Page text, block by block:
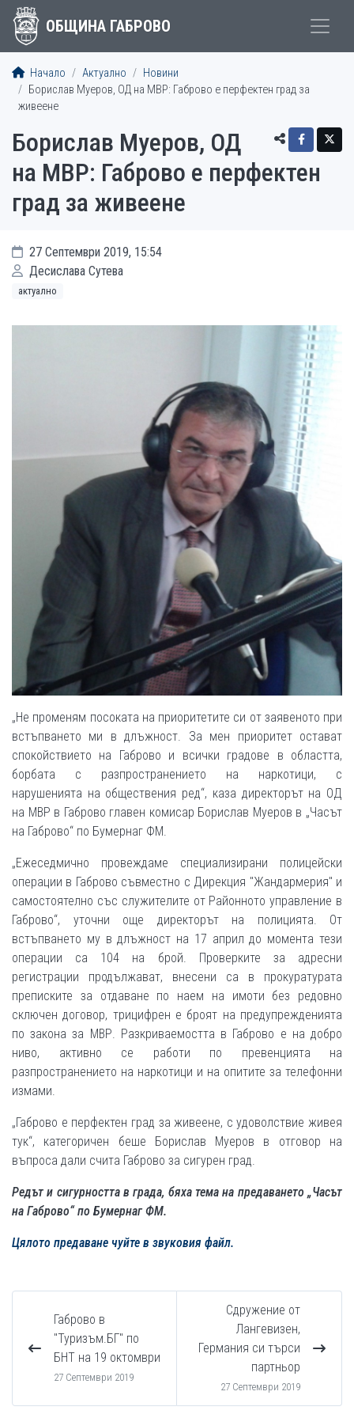
ОБЩИНА ГАБРОВО
Начало Актуално
Новини
Борислав Муеров, ОД на МВР: Габрово е перфектен град за
живеене
Борислав Муеров, ОД
на МВР: Габрово е перфектен
град за живеене
27 Септември 2019, 15:54
Десислава Сутева
актуално
„Не променям посоката на приоритетите си от заявеното при
встъпването ми в длъжност. За мен приоритет остават
спокойствието на Габрово и всички градове в областта,
борбата с разпространението на наркотици, с
нарушенията на обществения ред“, каза директорът на ОД
на МВР в Габрово главен комисар Борислав Муеров в „Часът
на Габрово“ по Бумернаг ФМ.
„Ежеседмично провеждаме специализирани полицейски
операции в Габрово съвместно с Дирекция "Жандармерия" и
самостоятелно със служителите от Районното управление в
Габрово“, уточни още директорът на полицията. От
встъпването му в длъжност на 17 април до момента тези
операции са 104 на брой. Проверките за адресни
регистрации продължават, внесени са в прокуратурата
преписките за отдаване по наем на имоти без редовно
сключен договор, трицифрен е броят на предупрежденията
по закона за МВР. Разкриваемостта в Габрово е на добро
ниво, активно се работи по превенцията на
разпространението на наркотици и на опитите за телефонни
измами.
„Габрово е перфектен град за живеене, с удоволствие живея
тук“, категоричен беше Борислав Муеров в отговор на
въпроса дали счита Габрово за сигурен град.
Редът и сигурността в града, бяха тема на предаването „Часът
на Габрово“ по Бумернаг ФМ.
Цялото предаване чуйте в звуковия файл.
Габрово в
"Туризъм.БГ" по
БНТ на 19 октомври
27 Септември 2019
Сдружение от
Лангевизен,
Германия си търси
партньор
27 Септември 2019